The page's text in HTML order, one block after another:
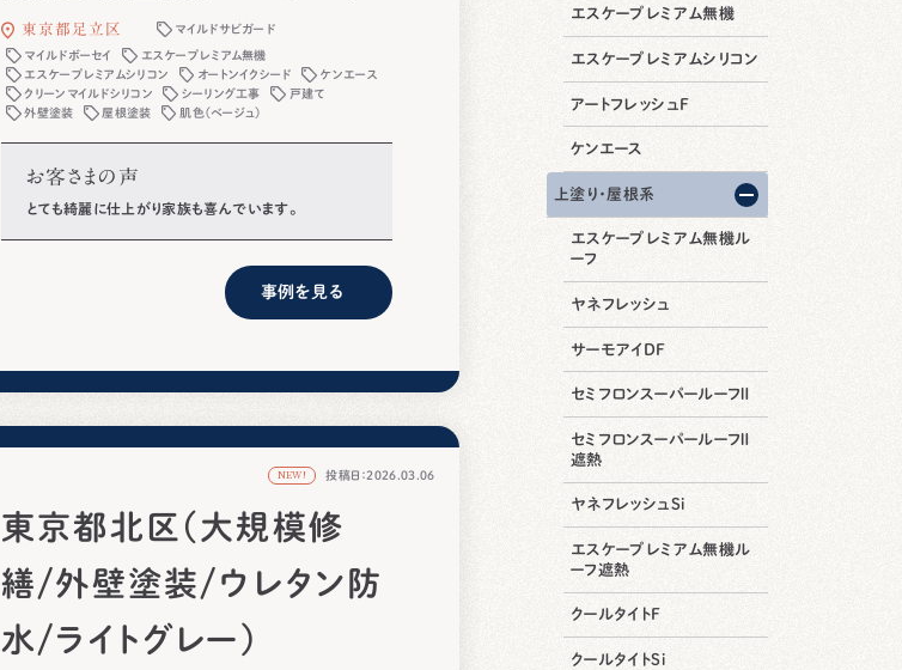
東京都足立区 マイルドサビガード
マイルドボーセイ
エスケープレミアム無機
エスケープレミアムシリコン
オートンイクシード
ケンエース
クリーンマイルドシリコン
シーリング工事
戸建て
外壁塗装
屋根塗装 肌色（ベージュ）
お客さまの声
とても綺麗に仕上がり家族も喜んでいます。
事例を見る
NEW! 投稿日：2026.03.06
東京都北区(大規模修
繕/外壁塗装/ウレタン防
水/ライトグレー)
エスケープレミアム無機
エスケープレミアムシリコン
アートフレッシュF
ケンエース
上塗り・屋根系
エスケープレミアム無機ル
ーフ
ヤネフレッシュ
サーモアイDF
セミフロンスーパールーフⅡ
セミフロンスーパールーフⅡ
遮熱
ヤネフレッシュSi
エスケープレミアム無機ル
ーフ遮熱
クールタイトF
クールタイトSi